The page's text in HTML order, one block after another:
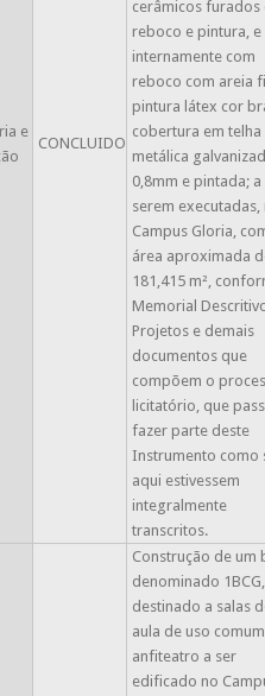
e
CONCLUIDO
cerâmicos furados
reboco e pintura, e
internamente com
reboco com areia
pintura látex cor
cobertura em telha
metálica
0,8mm e pintada; a
serem executadas,
Campus Gloria,
área aproximada
181,415 m²,
Memorial
Projetos e demais
documentos que
compõem o
licitatório, que
fazer parte deste
Instrumento como
aqui estivessem
integralmente
transcritos.
Construção de um
denominado 1BCG,
destinado a salas
aula de uso
anfiteatro a ser
edificado no